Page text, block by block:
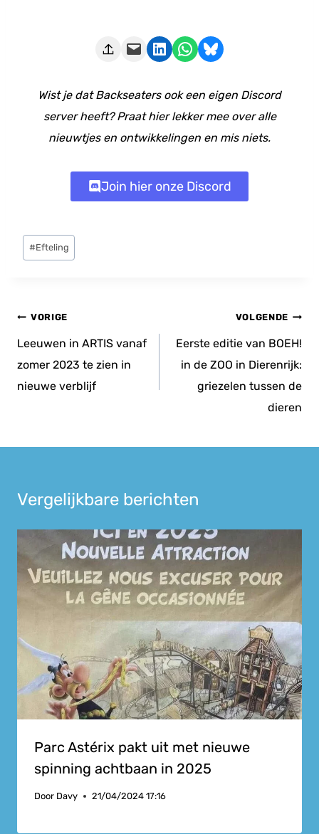
Deze pagina e-mailen Delen op LinkedIn Delen via WhatsApp Share on Bluesky
Wist je dat Backseaters ook een eigen Discord
server heeft? Praat hier lekker mee over alle
nieuwtjes en ontwikkelingen en mis niets.
Join hier onze Discord
Bericht
tags:
#Efteling
Bericht
navigatie
VORIGE
Leeuwen in ARTIS vanaf
zomer 2023 te zien in
nieuwe verblijf
VOLGENDE
Eerste editie van BOEH!
in de ZOO in Dierenrijk:
griezelen tussen de
dieren
Vergelijkbare berichten
Parc Astérix pakt uit met nieuwe
spinning achtbaan in 2025
Door Davy 21/04/2024 17:16